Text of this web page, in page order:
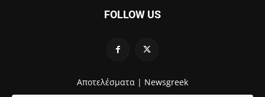
FOLLOW US
Αποτελέσματα | Newsgreek